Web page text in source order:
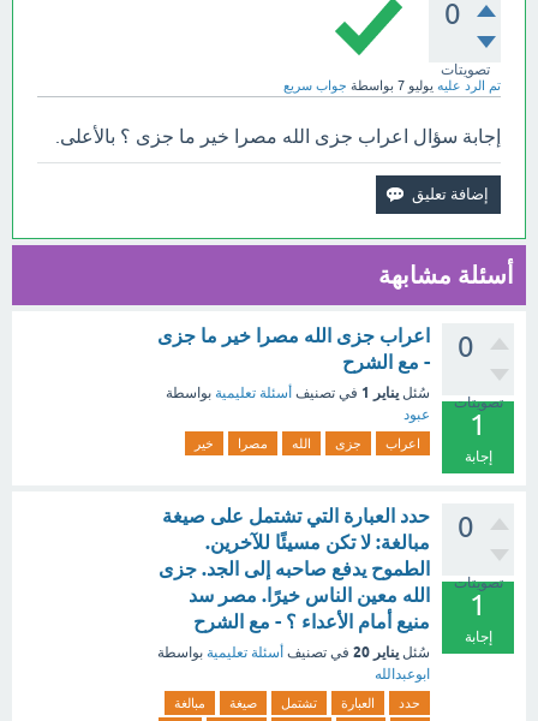
0
تصويتات
تم الرد عليه يوليو 7 بواسطة جواب سريع
إجابة سؤال اعراب جزى الله مصرا خير ما جزى ؟ بالأعلى.
أسئلة مشابهة
0
تصويتات
1
إجابة
اعراب جزى الله مصرا خير ما جزى
- مع الشرح
سُئل يناير 1 في تصنيف أسئلة تعليمية بواسطة
عبود
اعراب جزى الله مصرا خير
0
تصويتات
1
إجابة
حدد العبارة التي تشتمل على صيغة
مبالغة: لا تكن مسيئًا للآخرين.
الطموح يدفع صاحبه إلى الجد. جزى
الله معين الناس خيرًا. مصر سد
منيع أمام الأعداء ؟ - مع الشرح
سُئل يناير 20 في تصنيف أسئلة تعليمية بواسطة
ابوعبدالله
حدد العبارة تشتمل صيغة
مبالغة